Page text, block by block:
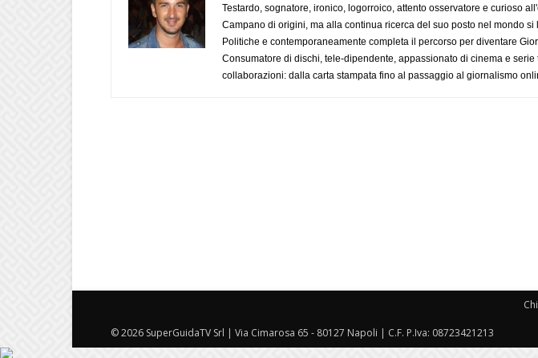
Testardo, sognatore, ironico, logorroico, attento osservatore e curioso
Campano di origini, ma alla continua ricerca del suo posto nel mondo si
Politiche e contemporaneamente completa il percorso per diventare
Consumatore di dischi, tele-dipendente, appassionato di cinema e serie
collaborazioni: dalla carta stampata fino al passaggio al giornalismo
© 2026 SuperGuidaTV Srl | Via Cimarosa 65 - 80127 Napoli | C.F. P.Iva: 08723421213